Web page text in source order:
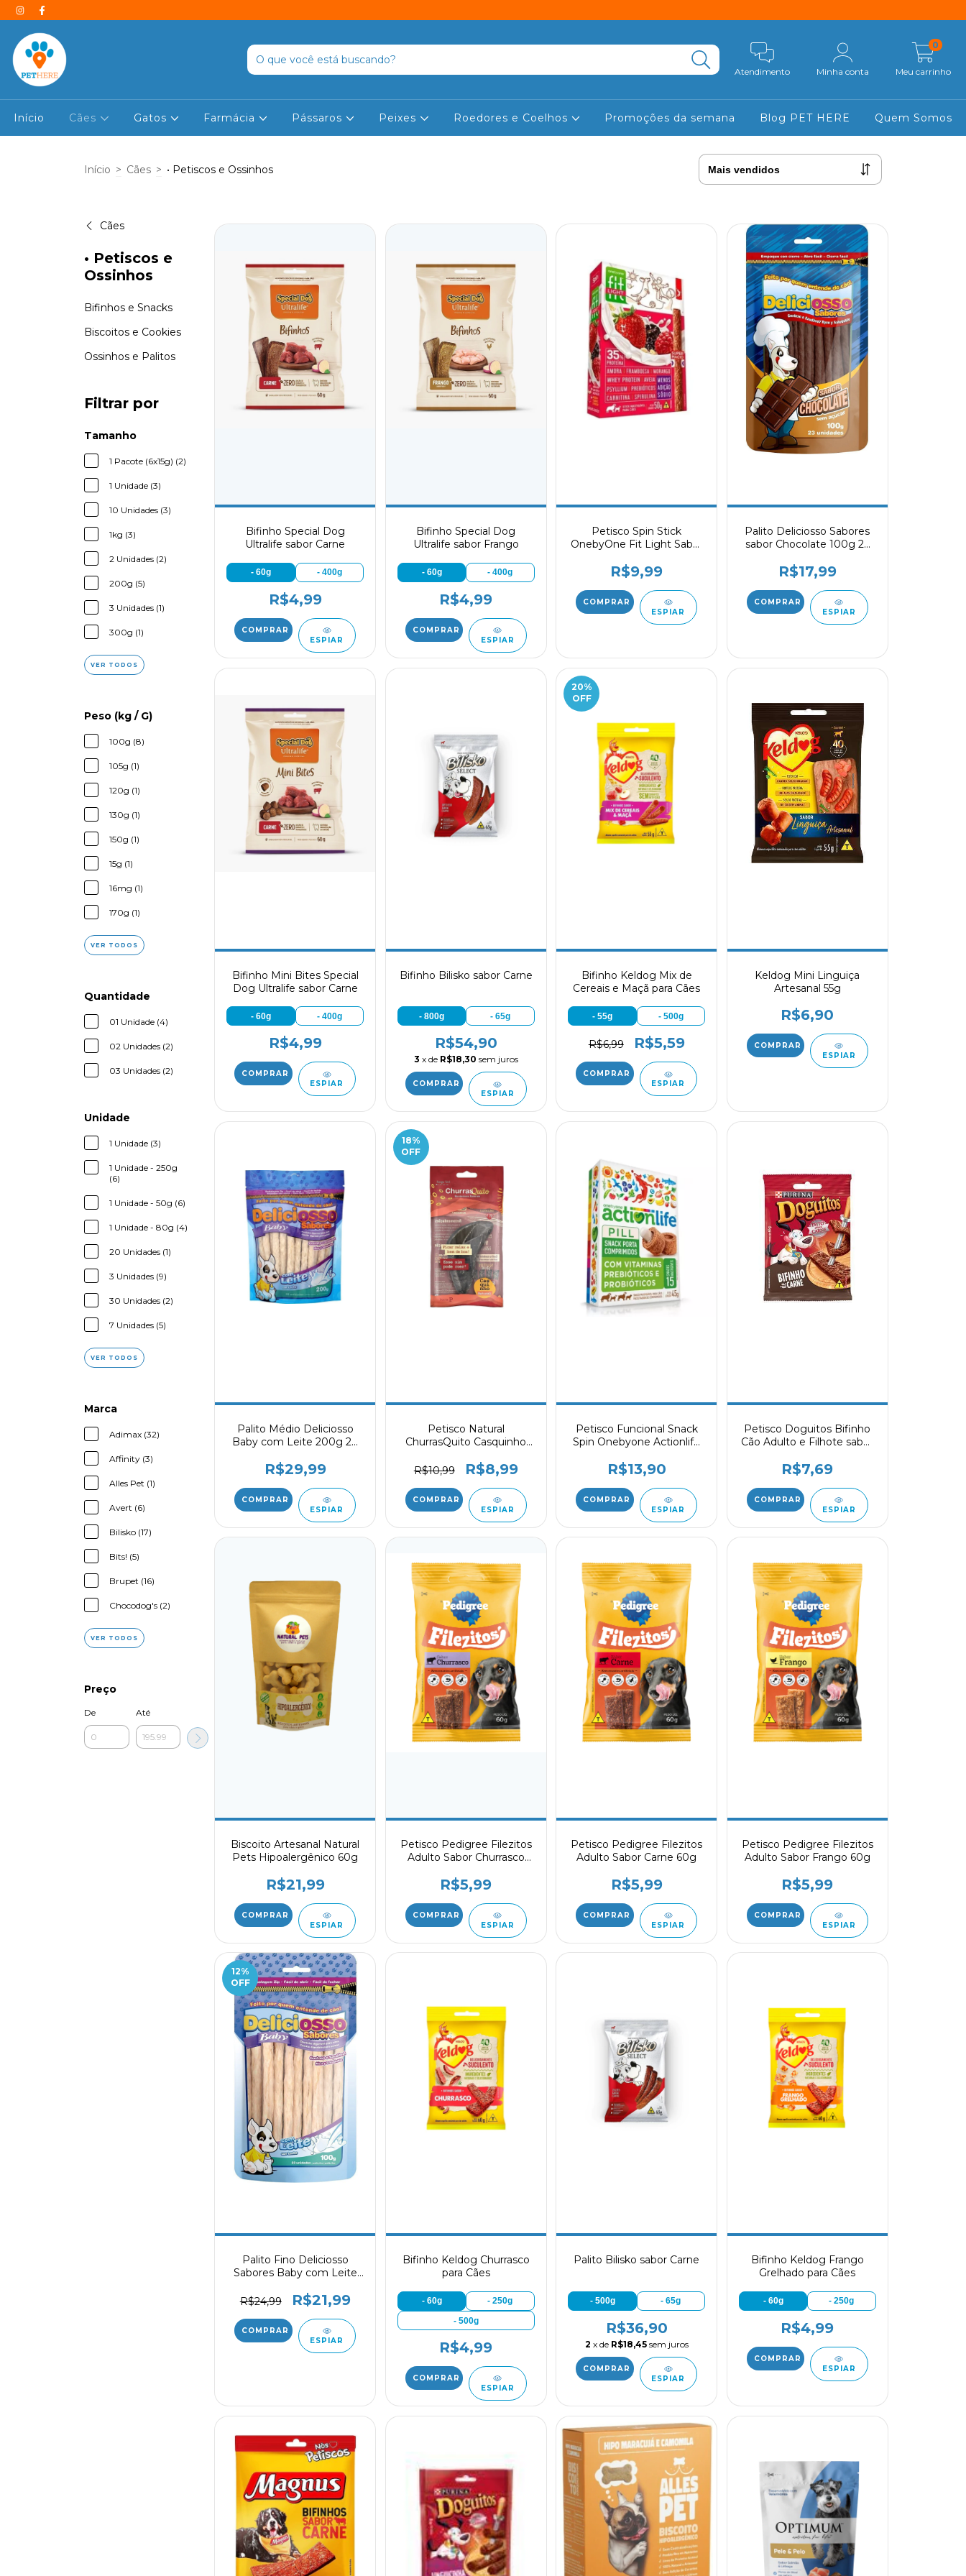
Atendimento Minha conta Meu carrinho
0
Início Cães Gatos Farmácia Pássaros Peixes Roedores e Coelhos Promoções da semana Blog PET HERE Quem Somos
Início > Cães > • Petiscos e Ossinhos
Cães
• Petiscos e
Ossinhos
Bifinhos e Snacks
Biscoitos e Cookies
Ossinhos e Palitos
Filtrar por
Tamanho
1 Pacote (6x15g) (2)
1 Unidade (3)
10 Unidades (3)
1kg (3)
2 Unidades (2)
200g (5)
3 Unidades (1)
300g (1)
VER TODOS
Peso (kg / G)
100g (8)
105g (1)
120g (1)
130g (1)
150g (1)
15g (1)
16mg (1)
170g (1)
VER TODOS
Quantidade
01 Unidade (4)
02 Unidades (2)
03 Unidades (2)
Unidade
1 Unidade (3)
1 Unidade - 250g
(6)
1 Unidade - 50g (6)
1 Unidade - 80g (4)
20 Unidades (1)
3 Unidades (9)
30 Unidades (2)
7 Unidades (5)
VER TODOS
Marca
Adimax (32)
Affinity (3)
Alles Pet (1)
Avert (6)
Bilisko (17)
Bits! (5)
Brupet (16)
Chocodog's (2)
VER TODOS
Preço
De Até
Bifinho Special Dog
Ultralife sabor Carne
- 60g - 400g
R$4,99
ESPIAR
Bifinho Special Dog
Ultralife sabor Frango
- 60g - 400g
R$4,99
ESPIAR
Petisco Spin Stick
OnebyOne Fit Light Sabor
Morango, Whey Protein e
R$9,99
ESPIAR
Palito Deliciosso Sabores
sabor Chocolate 100g 23
R$17,99
ESPIAR
Bifinho Mini Bites Special
Dog Ultralife sabor Carne
- 60g - 400g
R$4,99
ESPIAR
Bifinho Bilisko sabor Carne
- 800g - 65g
R$54,90
3 x de R$18,30 sem juros
ESPIAR
20%
OFF
Bifinho Keldog Mix de
Cereais e Maçã para Cães
- 55g - 500g
R$6,99 R$5,59
ESPIAR
Keldog Mini Linguiça
Artesanal 55g
R$6,90
ESPIAR
Palito Médio Deliciosso
Baby com Leite 200g 20
R$29,99
ESPIAR
18%
OFF
Petisco Natural
ChurrasQuito Casquinho
R$10,99
R$8,99
ESPIAR
Petisco Funcional Snack
Spin Onebyone Actionlife
R$13,90
ESPIAR
Petisco Doguitos Bifinho
Cão Adulto e Filhote sabor
R$7,69
ESPIAR
Biscoito Artesanal Natural
Pets Hipoalergênico 60g
R$21,99
ESPIAR
Petisco Pedigree Filezitos
Adulto Sabor Churrasco
R$5,99
ESPIAR
Petisco Pedigree Filezitos
Adulto Sabor Carne 60g
R$5,99
ESPIAR
Petisco Pedigree Filezitos
Adulto Sabor Frango 60g
R$5,99
ESPIAR
12%
OFF
Palito Fino Deliciosso
Sabores Baby com Leite
R$24,99
R$21,99
ESPIAR
Bifinho Keldog Churrasco
para Cães
- 60g
- 250g
- 500g
R$4,99
ESPIAR
Palito Bilisko sabor Carne
- 500g - 65g
R$36,90
2 x de R$18,45 sem juros
ESPIAR
Bifinho Keldog Frango
Grelhado para Cães
- 60g - 250g
R$4,99
ESPIAR